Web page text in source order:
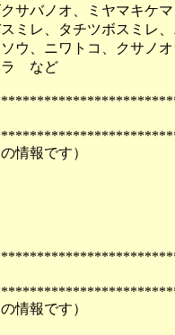
バノオ、ミヤマキケマ
レ、タチツボスミレ、
、ニワトコ、クサノオ
ラ など
日 （木
情報です）
日 （日
情報です）